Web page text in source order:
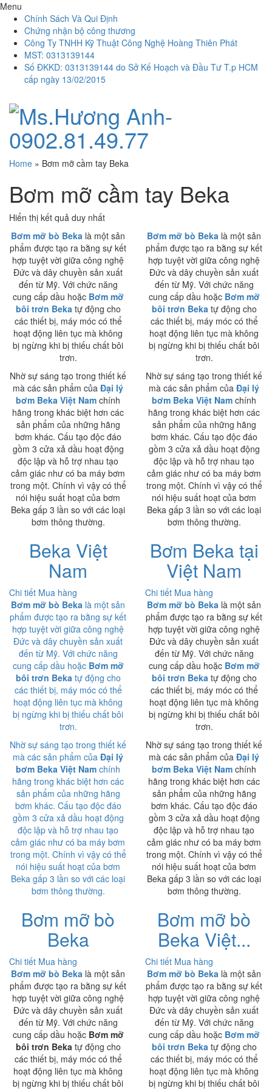
Menu
Chính Sách Và Qui Định
Chứng nhận bộ công thương
Công Ty TNHH Kỹ Thuật Công Nghệ Hoàng Thiên Phát
MST: 0313139144
Số ĐKKD: 0313139144 do Sở Kế Hoạch và Đầu Tư T.p HCM
cấp ngày 13/02/2015
Home » Bơm mỡ cầm tay Beka
Bơm mỡ cầm tay Beka
Hiển thị kết quả duy nhất
Bơm mỡ bò Beka là một sản
phẩm được tạo ra bằng sự kết
hợp tuyệt vời giữa công nghệ
Đức và dây chuyền sản xuất
đến từ Mỹ. Với chức năng
cung cấp dầu hoặc Bơm mỡ
bôi trơn Bekatự động cho
các thiết bị, máy móc có thể
hoạt động liên tục mà không
bị ngừng khi bị thiếu chất bôi
trơn.
Nhờ sự sáng tạo trong thiết kế
mà các sản phẩm của Đại lý
bơm Beka Việt Nam chính
hãng trong khác biệt hơn các
sản phẩm của những hãng
bơm khác. Cấu tạo độc đáo
gồm 3 cửa xả dầu hoạt động
độc lập và hỗ trợ nhau tạo
cảm giác như có ba máy bơm
trong một. Chính vì vậy có thể
nói hiệu suất hoạt của bơm
Beka gấp 3 lần so với các loại
bơm thông thường.
Beka Việt
Nam
Chi tiết Mua hàng
Bơm mỡ bò Beka là một sản
phẩm được tạo ra bằng sự kết
hợp tuyệt vời giữa công nghệ
Đức và dây chuyền sản xuất
đến từ Mỹ. Với chức năng
cung cấp dầu hoặc Bơm mỡ
bôi trơn Bekatự động cho
các thiết bị, máy móc có thể
hoạt động liên tục mà không
bị ngừng khi bị thiếu chất bôi
trơn.
Nhờ sự sáng tạo trong thiết kế
mà các sản phẩm của Đại lý
bơm Beka Việt Nam chính
hãng trong khác biệt hơn các
sản phẩm của những hãng
bơm khác. Cấu tạo độc đáo
gồm 3 cửa xả dầu hoạt động
độc lập và hỗ trợ nhau tạo
cảm giác như có ba máy bơm
trong một. Chính vì vậy có thể
nói hiệu suất hoạt của bơm
Beka gấp 3 lần so với các loại
bơm thông thường.
Bơm Beka tại
Việt Nam
Chi tiết Mua hàng
Bơm mỡ bò Beka là một sản
phẩm được tạo ra bằng sự kết
hợp tuyệt vời giữa công nghệ
Đức và dây chuyền sản xuất
đến từ Mỹ. Với chức năng
cung cấp dầu hoặc Bơm mỡ
bôi trơn Bekatự động cho
các thiết bị, máy móc có thể
hoạt động liên tục mà không
bị ngừng khi bị thiếu chất bôi
trơn.
Nhờ sự sáng tạo trong thiết kế
mà các sản phẩm của Đại lý
bơm Beka Việt Nam chính
hãng trong khác biệt hơn các
sản phẩm của những hãng
bơm khác. Cấu tạo độc đáo
gồm 3 cửa xả dầu hoạt động
độc lập và hỗ trợ nhau tạo
cảm giác như có ba máy bơm
trong một. Chính vì vậy có thể
nói hiệu suất hoạt của bơm
Beka gấp 3 lần so với các loại
bơm thông thường.
Bơm mỡ bò
Beka
Chi tiết Mua hàng
Bơm mỡ bò Beka là một sản
phẩm được tạo ra bằng sự kết
hợp tuyệt vời giữa công nghệ
Đức và dây chuyền sản xuất
đến từ Mỹ. Với chức năng
cung cấp dầu hoặc Bơm mỡ
bôi trơn Bekatự động cho
các thiết bị, máy móc có thể
hoạt động liên tục mà không
bị ngừng khi bị thiếu chất bôi
trơn.
Nhờ sự sáng tạo trong thiết kế
mà các sản phẩm của Đại lý
bơm Beka Việt Nam chính
hãng trong khác biệt hơn các
sản phẩm của những hãng
bơm khác. Cấu tạo độc đáo
gồm 3 cửa xả dầu hoạt động
độc lập và hỗ trợ nhau tạo
cảm giác như có ba máy bơm
trong một. Chính vì vậy có thể
nói hiệu suất hoạt của bơm
Beka gấp 3 lần so với các loại
bơm thông thường.
Bơm mỡ bò
Beka Việt...
Chi tiết Mua hàng
Bơm mỡ bò Beka là một sản
phẩm được tạo ra bằng sự kết
hợp tuyệt vời giữa công nghệ
Đức và dây chuyền sản xuất
đến từ Mỹ. Với chức năng
cung cấp dầu hoặc Bơm mỡ
bôi trơn Bekatự động cho
các thiết bị, máy móc có thể
hoạt động liên tục mà không
bị ngừng khi bị thiếu chất bôi
Bơm mỡ bò Beka là một sản
phẩm được tạo ra bằng sự kết
hợp tuyệt vời giữa công nghệ
Đức và dây chuyền sản xuất
đến từ Mỹ. Với chức năng
cung cấp dầu hoặc Bơm mỡ
bôi trơn Bekatự động cho
các thiết bị, máy móc có thể
hoạt động liên tục mà không
bị ngừng khi bị thiếu chất bôi